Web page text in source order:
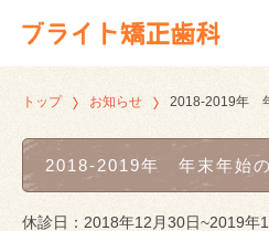
トップ お知らせ 2018-2019年
2018-2019年 年末年始の
休診日：2018年12月30日~2019年